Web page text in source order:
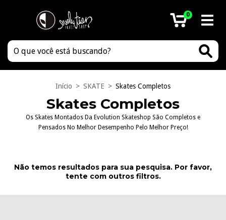
0
Início > SKATE > Skates Completos
Skates Completos
Os Skates Montados Da Evolution Skateshop São Completos e
Pensados No Melhor Desempenho Pelo Melhor Preço!
Não temos resultados para sua pesquisa. Por favor,
tente com outros filtros.